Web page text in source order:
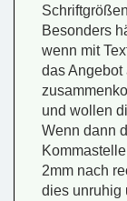
Besonders
wenn mit
das
und wollen
Wenn dann
2mm nach
dies unruhig